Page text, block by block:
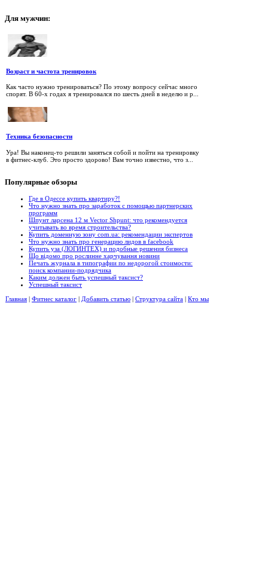
Для мужчин:
Возраст и частота тренировок
Как часто нужно тренироваться? По этому вопросу сейчас много
спорят. В 60-х годах я тренировался по шесть дней в неделю и р...
Техника безопасности
Ура! Вы наконец-то решили заняться собой и пойти на тренировку
в фитнес-клуб. Это просто здорово! Вам точно известно, что з...
Популярные обзоры
Где в Одессе купить квартиру?!
Что нужно знать про заработок с помощью партнерских
программ
Шпунт ларсена 12 м Vector Shpunt: что рекомендуется
учитывать во время строительства?
Купить доменную зону com.ua: рекомендации экспертов
Что нужно знать про генерацию лидов в facebook
Купить уза (ЛОГИНТЕХ) и подобные решения бизнеса
Що відомо про рослинне харчування новини
Печать журнала в типографии по недорогой стоимости:
поиск компании-подрядчика
Каким должен быть успешный таксист?
Успешный таксист
Главная | Фитнес каталог | Добавить статью | Структура сайта | Кто мы